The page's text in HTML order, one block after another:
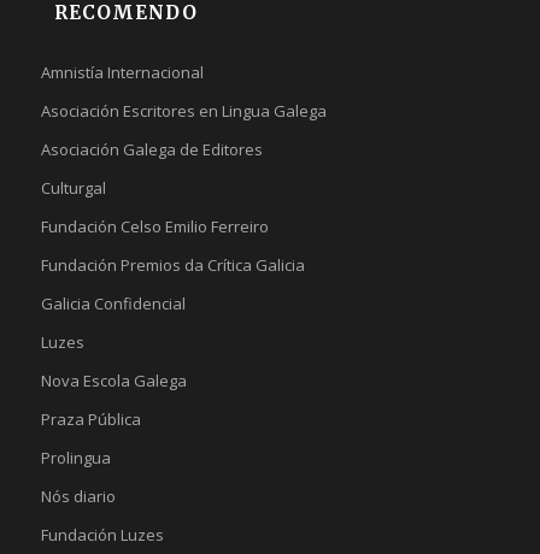
RECOMENDO
Amnistía Internacional
Asociación Escritores en Lingua Galega
Asociación Galega de Editores
Culturgal
Fundación Celso Emilio Ferreiro
Fundación Premios da Crítica Galicia
Galicia Confidencial
Luzes
Nova Escola Galega
Praza Pública
Prolingua
Nós diario
Fundación Luzes